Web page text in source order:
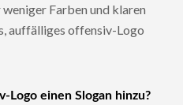
Farben und klaren
auffälliges offensiv-Logo
Logo einen Slogan hinzu?